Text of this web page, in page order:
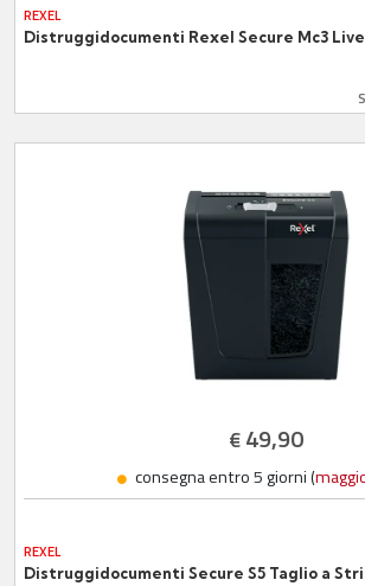
REXEL
Distruggidocumenti Rexel Secure Mc3
€49,90
consegna entro 5 giorni (
REXEL
Distruggidocumenti Secure S5 Taglio a